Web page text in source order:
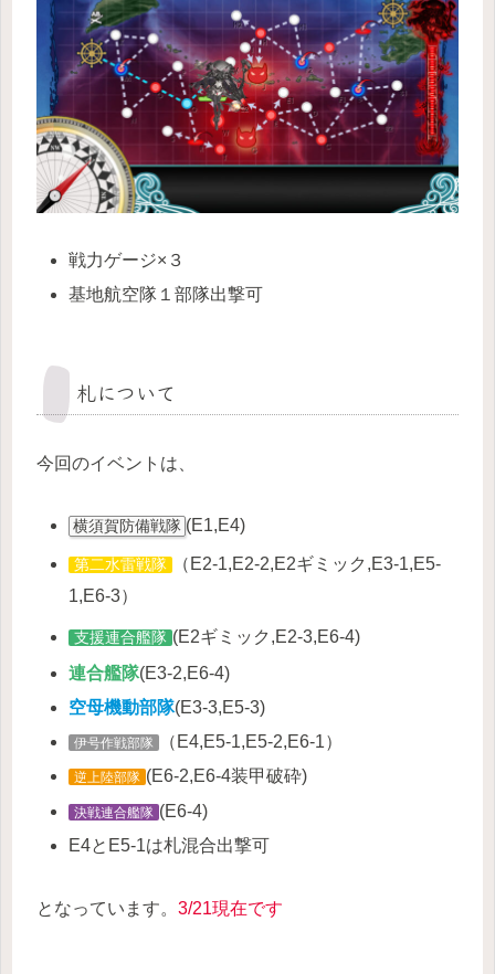
戦力ゲージ×３
基地航空隊１部隊出撃可
札について
今回のイベントは、
横須賀防備戦隊 (E1,E4)
第二水雷戦隊
（E2-1,E2-2,E2ギミック,E3-1,E5-
1,E6-3）
支援連合艦隊 (E2ギミック,E2-3,E6-4)
連合艦隊(E3-2,E6-4)
空母機動部隊(E3-3,E5-3)
伊号作戦部隊 （E4,E5-1,E5-2,E6-1）
逆上陸部隊 (E6-2,E6-4装甲破砕)
決戦連合艦隊 (E6-4)
E4とE5-1は札混合出撃可
となっています。 3/21現在です